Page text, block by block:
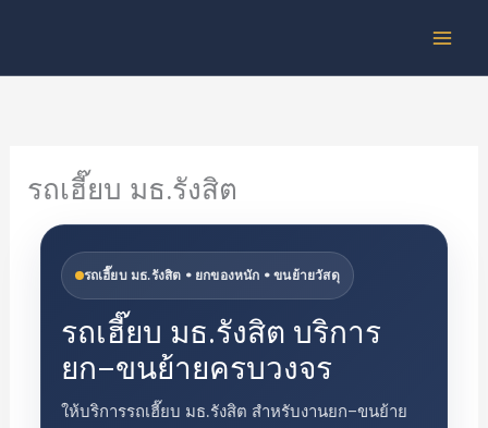
content
รถเฮี๊ยบ มธ.รังสิต
รถเฮี๊ยบ มธ.รังสิต • ยกของหนัก • ขนย้ายวัสดุ
รถเฮี๊ยบ มธ.รังสิต บริการ
ยก–ขนย้ายครบวงจร
ให้บริการรถเฮี๊ยบ มธ.รังสิต สำหรับงานยก–ขนย้าย